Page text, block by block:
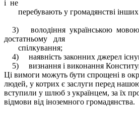
і не
перебувають у громадянстві
3) володіння українською
достатньому для
спілкування;
4) наявність законних джерел
5) визнання і виконання
Ці вимоги можуть бути спрощені в
людей, у котрих є заслуги перед
вступили у шлюб з українцем, за їх
відмови від іноземного громадянства.